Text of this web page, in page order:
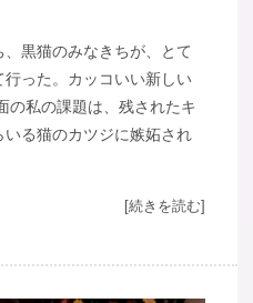
黒猫のみなきちが、とて
った。カッコいい新しい
の私の課題は、残されたキ
る猫のカツジに嫉妬され
[続きを読む]